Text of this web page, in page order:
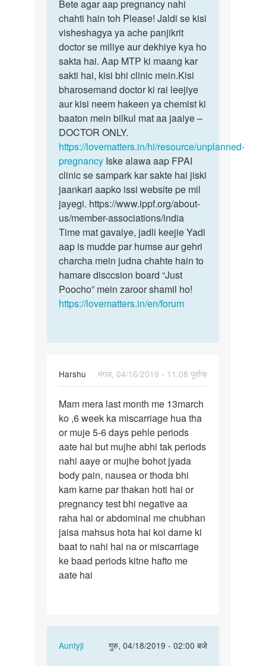
MERI
pregnancy
karib
15
week…
by
Mandeep
sharma
Bete
agar
aap
pregnancy
nahi…
Bete agar aap pregnancy nahi
chahti hain toh Please! Jaldi se kisi
visheshagya ya ache panjikrit
doctor se miliye aur dekhiye kya ho
sakta hai. Aap MTP ki maang kar
sakti hai, kisi bhi clinic mein.Kisi
bharosemand doctor ki rai leejiye
aur kisi neem hakeen ya chemist ki
baaton mein bilkul mat aa jaaiye –
DOCTOR ONLY.
https://lovematters.in/hi/resource/unplanned-
pregnancy Iske alawa aap FPAI
clinic se sampark kar sakte hai jiski
jaankari aapko issi website pe mil
jayegi. https://www.ippf.org/about-
us/member-associations/india
Time mat gavaiye, jadli keejie Yadi
aap is mudde par humse aur gehri
charcha mein judna chahte hain to
hamare disccsion board “Just
Poocho” mein zaroor shamil ho!
https://lovematters.in/en/forum
Harshu
मंगल, 04/16/2019 - 11:08 पूर्वान्ह
Mam
mera
last
month
me…
Mam mera last month me 13march
ko ,6 week ka miscarriage hua tha
or muje 5-6 days pehle periods
aate hai but mujhe abhi tak periods
nahi aaye or mujhe bohot jyada
body pain, nausea or thoda bhi
kam karne par thakan hoti hai or
pregnancy test bhi negative aa
raha hai or abdominal me chubhan
jaisa mahsus hota hai koi darne ki
baat to nahi hai na or miscarriage
ke baad periods kitne hafto me
aate hai
Auntyji
गुरु, 04/18/2019 - 02:00 बजे
In